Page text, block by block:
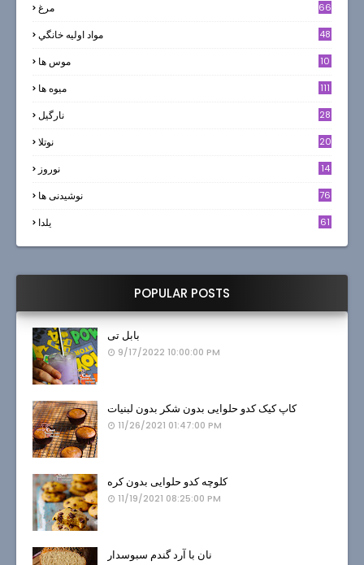
مرغ 66
مواد اوليه خانگي 48
موس ها 10
میوه ها 111
نارگيل 28
نوتلا 20
نوروز
14
نوشیدنی ها 76
یلدا 61
POPULAR POSTS
بابل تی
9/17/2022 10:00:00 PM
کاپ کیک کدو حلوایی بدون شکر بدون لبنیات
11/26/2021 01:47:00 PM
کلوچه کدو حلوایی بدون کره
11/19/2021 08:25:00 PM
نان با آرد گندم سبوسدار